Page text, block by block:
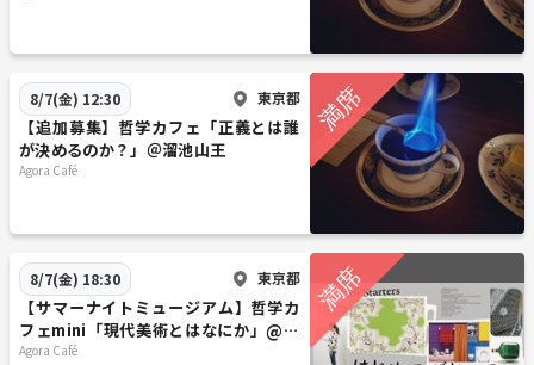
8/7(金) 12:30 東京都
【追加募集】哲学カフェ「正義とは誰
が決めるのか？」＠溜池山王
Agora Café
8/7(金) 18:30 東京都
【サマーナイトミュージアム】哲学カ
フェmini「現代美術とはなにか」@東
京現代美術館※年齢制限有
Agora Café